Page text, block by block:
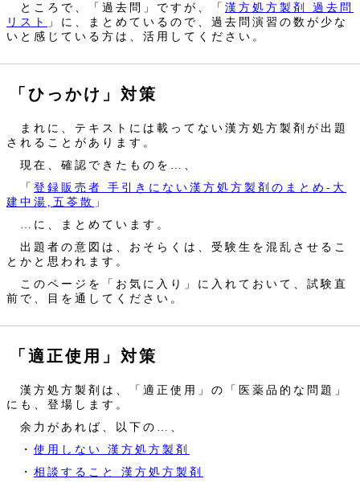
ところで、「過去問」ですが、「 漢方処方製剤 過去問
リスト
」に、まとめているので、過去問演習の数が少な
いと感じている方は、活用してください。
「ひっかけ」対策
まれに、テキストには載ってない漢方処方製剤が出題
されることがあります。
現在、確認できたものを…、
「 登録販売者 手引きにない漢方処方製剤のまとめ‐大
建中湯,五苓散 」
…に、まとめています。
出題者の意図は、おそらくは、受験生を混乱させるこ
とかと思われます。
このページを「お気に入り」に入れておいて、試験直
前で、目を通してください。
「適正使用」対策
漢方処方製剤は、「適正使用」の「医薬品的な問題」
にも、登場します。
余力があれば、以下の…、
・ 使用しない 漢方処方製剤
・ 相談すること 漢方処方製剤